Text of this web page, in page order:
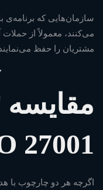
می‌کنند، معمولاً از حملات
مشتریان را حفظ
27001
اگرچه هر دو چارچوب با